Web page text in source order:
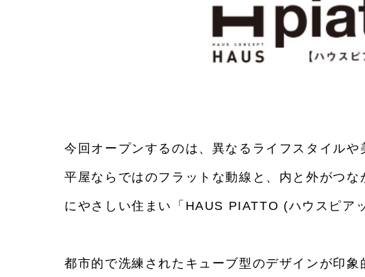
今回オープンするのは、異なるライフスタイルや
平屋ならではのフラットな動線と、内と外がつ
にやさしい住まい「HAUS PIATTO (ハウスピア
都市的で洗練されたキューブ型のデザインが印